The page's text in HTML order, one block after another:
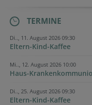
TERMINE
Di.., 11. August 2026 09:30
Eltern-Kind-Kaffee
Mi.., 12. August 2026 10:00
Haus-
Di.., 25. August 2026 09:30
Eltern-Kind-Kaffee